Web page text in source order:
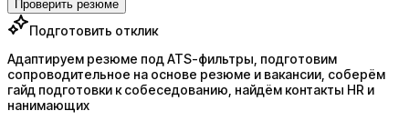
Проверить резюме
Подготовить отклик
Адаптируем резюме под ATS-фильтры, подготовим
сопроводительное на основе резюме и вакансии, соберём
гайд подготовки к собеседованию, найдём контакты HR и
нанимающих